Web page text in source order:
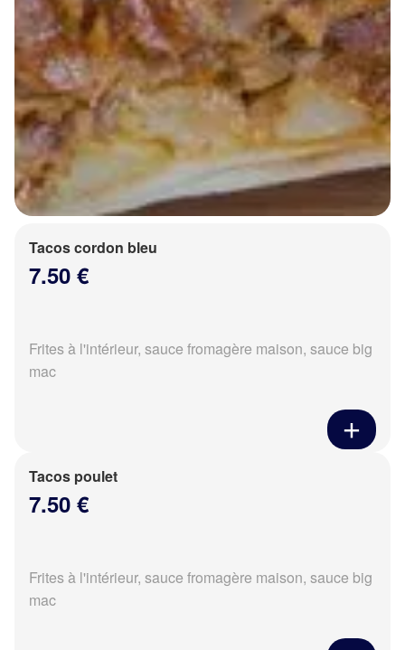
Tacos cordon bleu
7.50 €
Frites à l'intérieur, sauce fromagère maison, sauce big
mac
Tacos poulet
7.50 €
Frites à l'intérieur, sauce fromagère maison, sauce big
mac